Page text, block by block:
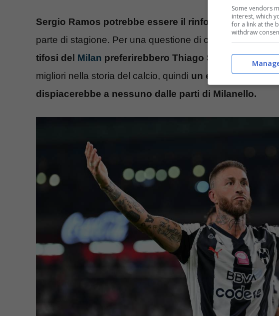
Sergio Ramos potrebbe essere il rinforzo in difesa
parte di stagione. Per una questione di cuore, se proprio
tifosi del Milan preferirebbero Thiago Silva
, ma
migliori nella storia del calcio, quindi un eventuale
dispiacerebbe a nessuno dalle parti di Milanello.
Some vendors
interest, which
for a link at the
withdraw